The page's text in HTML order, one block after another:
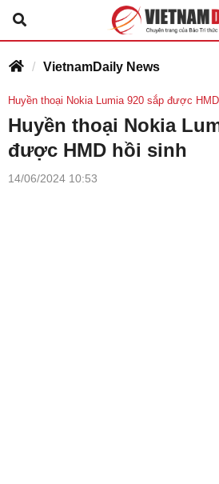
VietnamDaily News
Huyền thoại Nokia Lumia 920 sắp được
Huyền thoại Nokia
được HMD hồi sinh
14/06/2024 10:53